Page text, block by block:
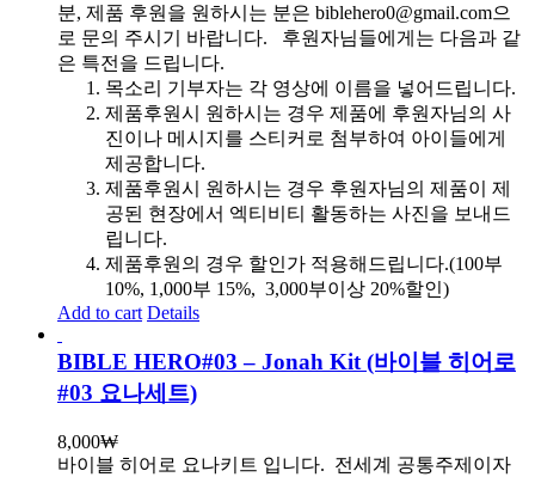
분, 제품 후원을 원하시는 분은 biblehero0@gmail.com으
로 문의 주시기 바랍니다. 후원자님들에게는 다음과 같
은 특전을 드립니다.
목소리 기부자는 각 영상에 이름을 넣어드립니다.
제품후원시 원하시는 경우 제품에 후원자님의 사
진이나 메시지를 스티커로 첨부하여 아이들에게
제공합니다.
제품후원시 원하시는 경우 후원자님의 제품이 제
공된 현장에서 엑티비티 활동하는 사진을 보내드
립니다.
제품후원의 경우 할인가 적용해드립니다.(100부
10%, 1,000부 15%, 3,000부이상 20%할인)
Add to cart Details
BIBLE HERO#03 – Jonah Kit (바이블 히어로
#03 요나세트)
8,000₩
바이블 히어로 요나키트 입니다. 전세계 공통주제이자